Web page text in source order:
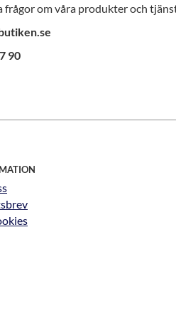
frågor om våra produkter och
90